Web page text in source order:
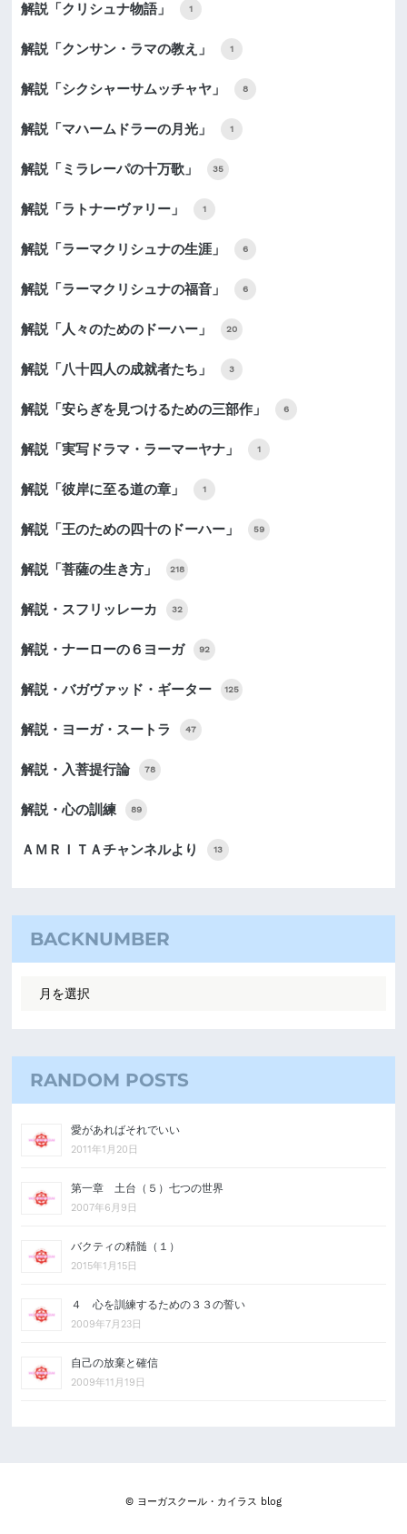
解説「クリシュナ物語」 1
解説「クンサン・ラマの教え」 1
解説「シクシャーサムッチャヤ」 8
解説「マハームドラーの月光」 1
解説「ミラレーパの十万歌」 35
解説「ラトナーヴァリー」 1
解説「ラーマクリシュナの生涯」 6
解説「ラーマクリシュナの福音」 6
解説「人々のためのドーハー」 20
解説「八十四人の成就者たち」 3
解説「安らぎを見つけるための三部作」 6
解説「実写ドラマ・ラーマーヤナ」 1
解説「彼岸に至る道の章」 1
解説「王のための四十のドーハー」 59
解説「菩薩の生き方」 218
解説・スフリッレーカ 32
解説・ナーローの６ヨーガ 92
解説・バガヴァッド・ギーター 125
解説・ヨーガ・スートラ 47
解説・入菩提行論 78
解説・心の訓練 89
ＡＭＲＩＴＡチャンネルより 13
BACKNUMBER
RANDOM POSTS
愛があればそれでいい
2011年1月20日
第一章 土台（５）七つの世界
2007年6月9日
バクティの精髄（１）
2015年1月15日
４ 心を訓練するための３３の誓い
2009年7月23日
自己の放棄と確信
2009年11月19日
© ヨーガスクール・カイラス blog